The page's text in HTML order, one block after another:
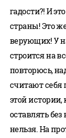
гадости?! И
страны! Это
верующих! У
строится на
повторюсь,
считают себя
этой истории,
оставлять
нельзя. На